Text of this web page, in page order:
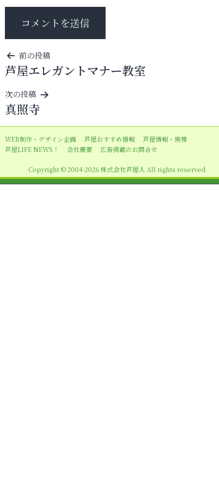
投
稿
ナ
ビ
ゲ
ー
シ
ン
前の投稿
芦屋エレガントマナー教室
次の投稿
真照寺
WEB制作・デザイン企画 芦屋おすすめ情報
芦屋情報・黒帯
芦屋LIFE NEWS！
会社概要 広告掲載のお問合せ
Copyright © 2004-2026 株式会社芦屋人 All rights reserved.